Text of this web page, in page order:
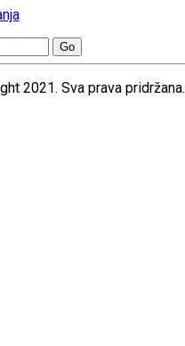
2021. Sva prava pridržana.